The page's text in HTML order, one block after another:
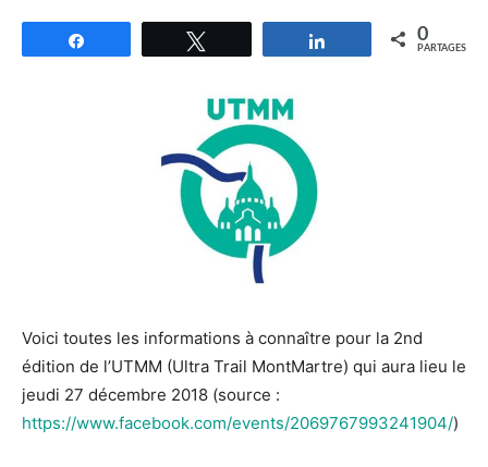
Partagez 0
PARTAGES
Voici toutes les informations à connaître pour la 2nd
édition de l’UTMM (Ultra Trail MontMartre) qui aura lieu le
jeudi 27 décembre 2018 (source :
https://www.facebook.com/events/2069767993241904/)